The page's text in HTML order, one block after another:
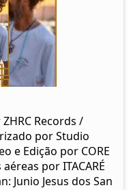
Records /
por Studio
e Edição por CORE
por ITACARÉ
Junio Jesus dos San